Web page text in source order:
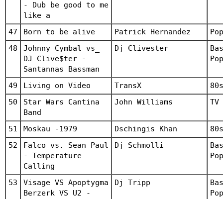
- Dub be good to me
like a
47 Born to be alive Patrick Hernandez
Pop
48
Johnny Cymbal vs_
DJ Clive$ter -
Santannas Bassman
Dj Clivester
Pop
49 Living on Video TransX
80s
50
Star Wars Cantina
Band
John Williams TV
51 Moskau -1979 Dschingis Khan
80s
52
Falco vs. Sean Paul
- Temperature
Calling
Dj Schmolli
Pop
53
Visage VS Apoptygma
Berzerk VS U2 -
Dj Tripp
Pop